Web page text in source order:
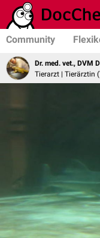
Community
Dr. med. vet., DVM
Tierarzt | Tierärztin